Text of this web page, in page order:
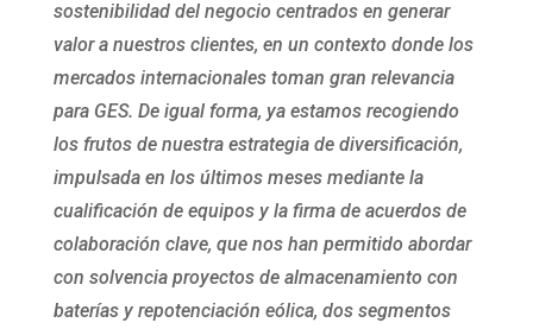
sostenibilidad del negocio centrados en generar
valor a nuestros clientes, en un contexto donde los
mercados internacionales toman gran relevancia
para GES. De igual forma, ya estamos recogiendo
los frutos de nuestra estrategia de diversificación,
impulsada en los últimos meses mediante la
cualificación de equipos y la firma de acuerdos de
colaboración clave, que nos han permitido abordar
con solvencia proyectos de almacenamiento con
baterías y repotenciación eólica, dos segmentos